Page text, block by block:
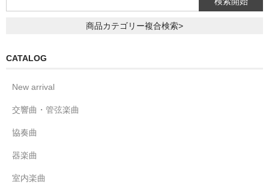
商品カテゴリー複合検索>
CATALOG
New arrival
交響曲・管弦楽曲
協奏曲
器楽曲
室内楽曲